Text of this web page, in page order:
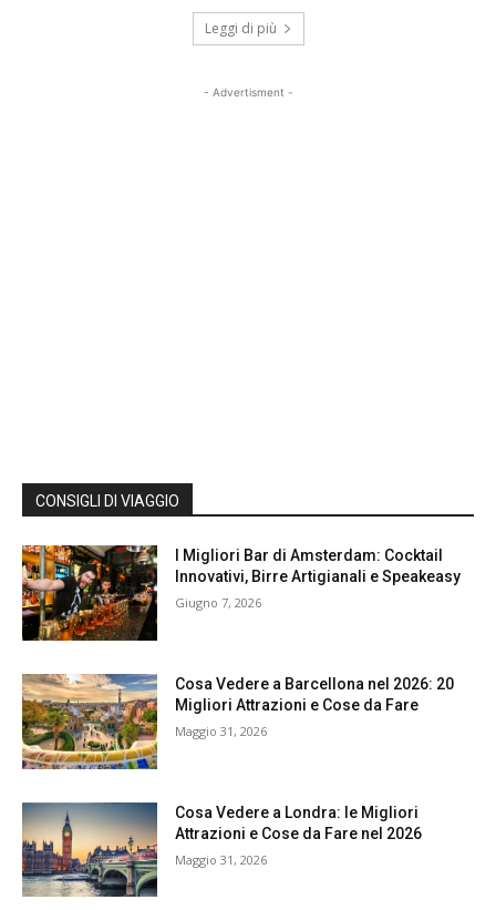
Leggi di più
- Advertisment -
CONSIGLI DI VIAGGIO
I Migliori Bar di Amsterdam: Cocktail
Innovativi, Birre Artigianali e Speakeasy
Giugno 7, 2026
Cosa Vedere a Barcellona nel 2026: 20
Migliori Attrazioni e Cose da Fare
Maggio 31, 2026
Cosa Vedere a Londra: le Migliori
Attrazioni e Cose da Fare nel 2026
Maggio 31, 2026